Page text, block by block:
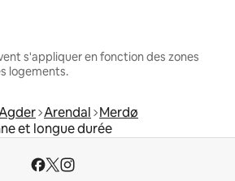
s'appliquer en fonction des zones
logements.
Arendal Merdø
et longue durée